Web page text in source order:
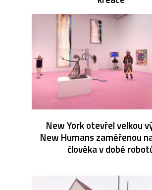
New York otevřel velkou
New Humans zaměřenou
člověka v době